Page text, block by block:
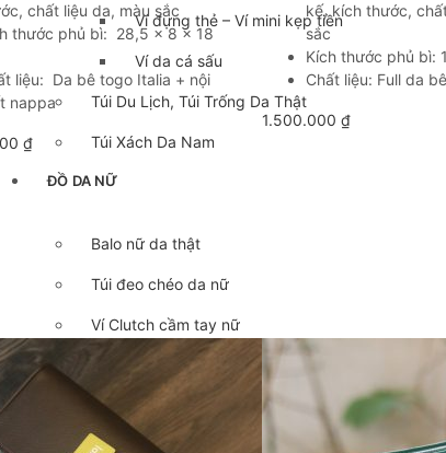
Ví đựng thẻ – Ví mini kẹp tiền
Ví da cá sấu
Túi Du Lịch, Túi Trống Da Thật
Túi Xách Da Nam
ĐỒ DA NỮ
Balo nữ da thật
Túi đeo chéo da nữ
Ví Clutch cầm tay nữ
Túi Xách Da Nữ
ĐỒ DA HANDMADE
chất liệu da, màu sắc
thước phủ bì: 28,5 x 8 x 18
liệu: Da bê togo Italia + nội
nappa
₫
kế, kích thước,
sắc
Kích thước phủ bì:
Chất liệu: Full da
1.500.000 ₫